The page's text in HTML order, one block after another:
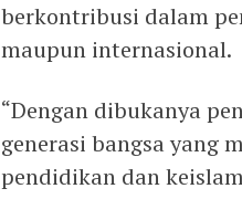
berkontribusi dalam
maupun internasional.
“Dengan dibukanya
generasi bangsa yang
pendidikan dan